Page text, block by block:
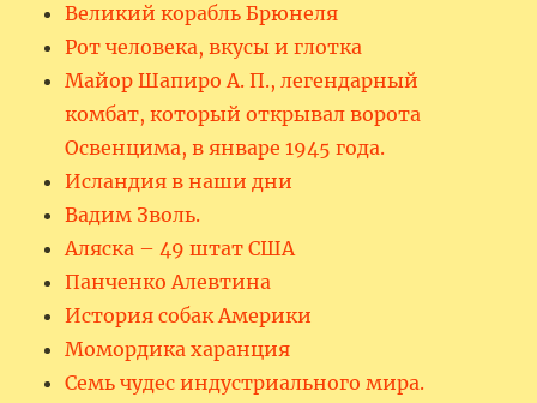
Великий корабль Брюнеля
Рот человека, вкусы и глотка
Майор Шапиро А. П., легендарный
комбат, который открывал ворота
Освенцима, в январе 1945 года.
Исландия в наши дни
Вадим Зволь.
Аляска – 49 штат США
Панченко Алевтина
История собак Америки
Момордика харанция
Семь чудес индустриального мира.